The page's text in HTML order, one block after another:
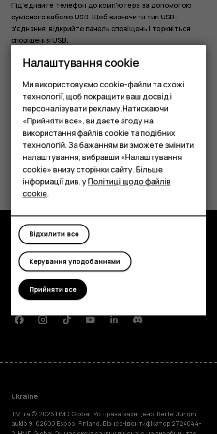
Смартфони
Фічерфони
Аксесуари
Планшети
Під'єднайте телефон до комп'ютера за допомогою
сумісного кабелю USB. Щоб визначити тип USB-
з'єднання, відкрийте панель сповіщень і торкніться
сповіщення USB.
Обмін фотографіями та відео
якою потрібно обмінятися, а потім share.
Виберіть спосіб обміну фотографією або відео.
Це було для вас корисним?
Так
Огляд
Детальніше
Planet and people
FacebookInstagramTiktokYoutubeLinkedinDiscord
Ukraine
TM та © 2026 HMD Global. Усі права захищено. Bertel Jungin
aukio 9, 02600 Espoo, Finland. Бізнес-ідентифікатор 2724044-
Налаштування cookie
Ми використовуємо cookie-файли та схожі
технології, щоб покращити ваш досвід і
персоналізувати рекламу.Натискаючи
«Прийняти все», ви даєте згоду на
використання файлів cookie та подібних
технологій. За бажанням ви зможете змінити
налаштування, вибравши «Налаштування
cookie» внизу сторінки сайту. Більше
інформації див. уПолітиці щодо файлів
cookie.
Відхилити все
Керування уподобаннями
Прийняти все